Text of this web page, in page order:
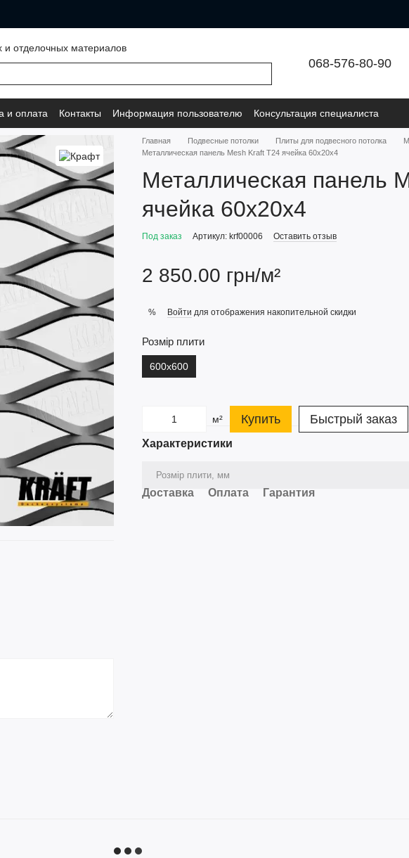
и отделочных материалов
068-576-80-90
и оплата Контакты Информация пользователю Консультация специалиста
Главная Подвесные потолки Плиты для подвесного потолка
Металлическая панель Mesh Kraft Т24 ячейка 60х20х4
Металлическая панель
ячейка 60х20х4
Под заказ Артикул: krf00006 Оставить отзыв
2 850.00 грн/м²
% Войти для отображения накопительной скидки
Розмір плити
600х600
м² Купить Быстрый заказ
Характеристики
Розмір плити, мм
Доставка Оплата Гарантия